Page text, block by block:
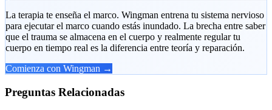
La terapia te enseña el marco. Wingman entrena tu sistema nervioso
para ejecutar el marco cuando estás inundado. La brecha entre saber
que el trauma se almacena en el cuerpo y realmente regular tu
cuerpo en tiempo real es la diferencia entre teoría y reparación.
Comienza con Wingman →
Preguntas Relacionadas